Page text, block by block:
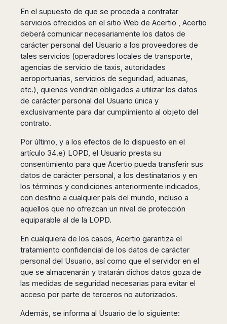
Lyon
Marseille
Montpellier
Nantes
Nice
Tolouse
Germany
Berlin
Bonn
Dresden
Düsseldorf
Frankfurt
Nürnberg
Hamburg
Hannover
Bremen
Munich
Austria
Graz
Innsbruck
Marrakech
Casablanca
Fez
Rabat
Agadir
Essaouira
China
Beijing
Chengdu
Guangzhou
Harbin
Jinan
Nanjing
Qingdao
Shanghai
Shenyang
Shenzhen
Tianjin
Burgas
Varna
Australia
Sydney
Melbourne
Adelaide
Perth
Brisbane
Coast
Canberra
Townsville
Darwin
Cairns
Tokyo
Kobe
Osaka
Fukuoka
Sapporo
Kong
Singapore
Bali
Kuala
Lumpur
/
George
Town
Kuching
Kota
Kinabalu
India
Ahmedabad
Aurangabad
Bangalore
Belagavi
Bhopal
Calicut
Coimbatore
Dehradun
Goa
Jaipur
Mérida
Argentina
Aires
Córdoba
Bariloche
Mendoza
Rosario
Puerto
Rio
de
Janeiro
Sao
Paulo
Porto
Alegre
Fortaleza
Salvador
Bahia
En el supuesto de que se proceda a contratar
servicios ofrecidos en el sitio Web de Acertio , Acertio
deberá comunicar necesariamente los datos de
carácter personal del Usuario a los proveedores de
tales servicios (operadores locales de transporte,
agencias de servicio de taxis, autoridades
aeroportuarias, servicios de seguridad, aduanas,
etc.), quienes vendrán obligados a utilizar los datos
de carácter personal del Usuario única y
exclusivamente para dar cumplimiento al objeto del
contrato.
Por último, y a los efectos de lo dispuesto en el
artículo 34.e) LOPD, el Usuario presta su
consentimiento para que Acertio pueda transferir sus
datos de carácter personal, a los destinatarios y en
los términos y condiciones anteriormente indicados,
con destino a cualquier país del mundo, incluso a
aquellos que no ofrezcan un nivel de protección
equiparable al de la LOPD.
En cualquiera de los casos, Acertio garantiza el
tratamiento confidencial de los datos de carácter
personal del Usuario, así como que el servidor en el
que se almacenarán y tratarán dichos datos goza de
las medidas de seguridad necesarias para evitar el
acceso por parte de terceros no autorizados.
Además, se informa al Usuario de lo siguiente: